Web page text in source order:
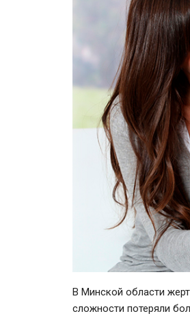
В Минской области
сложности потеряли
старше
ЕС